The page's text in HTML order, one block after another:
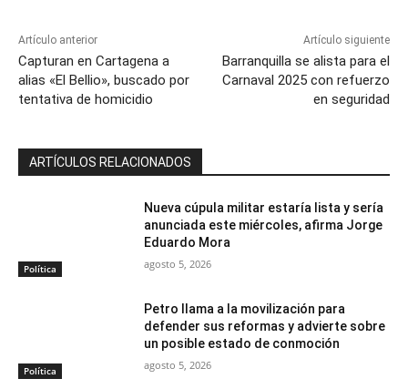
Artículo anterior
Capturan en Cartagena a
alias «El Bellio», buscado por
tentativa de homicidio
Artículo siguiente
Barranquilla se alista para el
Carnaval 2025 con refuerzo
en seguridad
ARTÍCULOS RELACIONADOS
Política
Nueva cúpula militar estaría lista y sería
anunciada este miércoles, afirma Jorge
Eduardo Mora
agosto 5, 2026
Política
Petro llama a la movilización para
defender sus reformas y advierte sobre
un posible estado de conmoción
agosto 5, 2026